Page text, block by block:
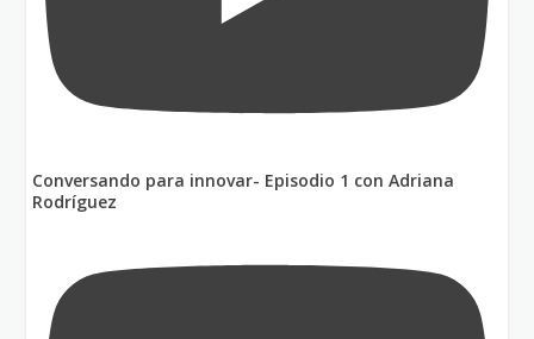
Conversando para innovar- Episodio 1 con Adriana
Rodríguez